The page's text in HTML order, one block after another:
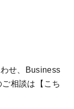
せ、Business
相談は 【こち